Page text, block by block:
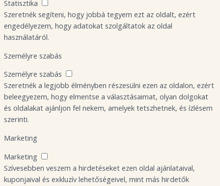
Statisztika
Szeretnék segíteni, hogy jobbá tegyem ezt az oldalt, ezért
engedélyezem, hogy adatokat szolgáltatok az oldal
használatáról.
Személyre szabás
Személyre szabás
Szeretnék a legjobb élményben részesülni ezen az oldalon, ezért
beleegyezem, hogy elmentse a választásaimat, olyan dolgokat
és oldalakat ajánljon fel nekem, amelyek tetszhetnek, és ízlésem
szerinti.
Marketing
Marketing
Szívesebben veszem a hirdetéseket ezen oldal ajánlataival,
kuponjaival és exkluzív lehetőségeivel, mint más hirdetők